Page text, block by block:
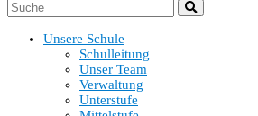
Unsere Schule
Schulleitung
Unser Team
Verwaltung
Unterstufe